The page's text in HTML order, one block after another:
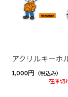
2024
2024 winter
2023
2022 birthday
ゲーム実況者カ
ゲーム実況
アクリルキーホ
1,000円 （税込み）
在庫切